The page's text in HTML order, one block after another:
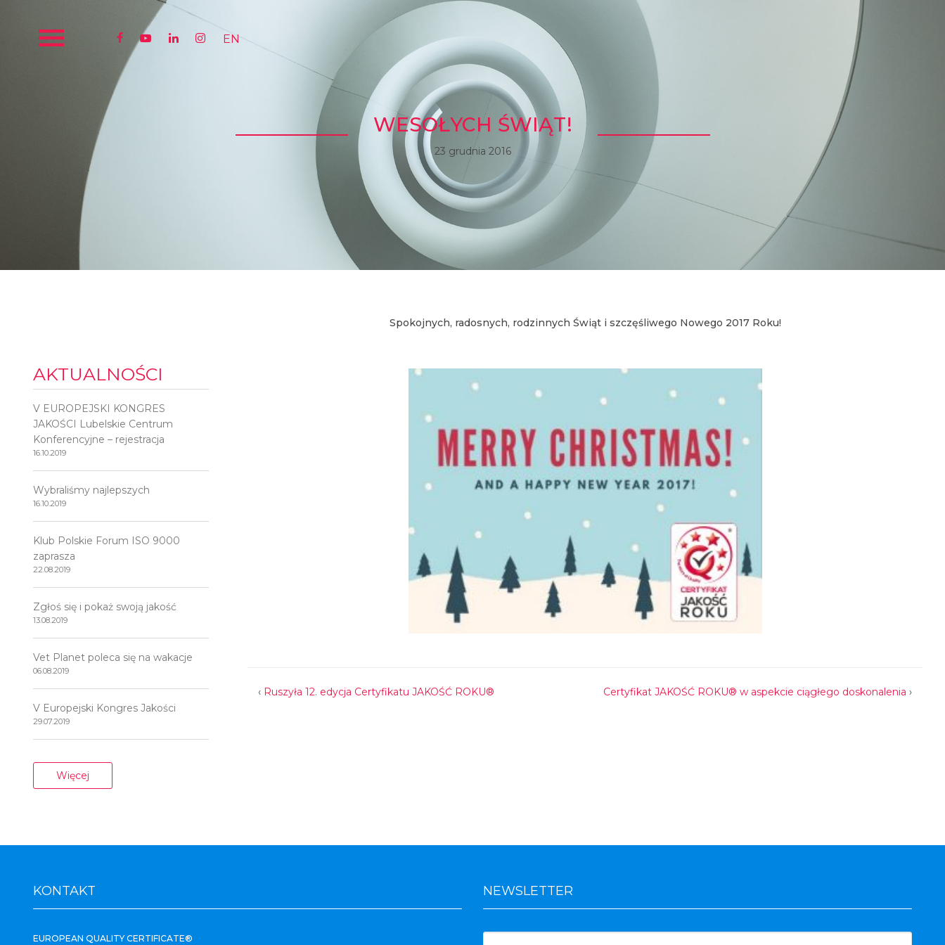
    EN
WESOŁYCH ŚWIĄT!
23 grudnia 2016
Spokojnych, radosnych, rodzinnych Świąt i szczęśliwego Nowego 2017 Roku!
‹ Ruszyła 12. edycja Certyfikatu JAKOŚĆ ROKU® Certyfikat JAKOŚĆ ROKU® w aspekcie ciągłego doskonalenia ›
AKTUALNOŚCI
V EUROPEJSKI KONGRES
JAKOŚCI Lubelskie Centrum
Konferencyjne – rejestracja
16.10.2019
Wybraliśmy najlepszych
16.10.2019
Klub Polskie Forum ISO 9000
zaprasza
22.08.2019
Zgłoś się i pokaż swoją jakość
13.08.2019
Vet Planet poleca się na wakacje
06.08.2019
V Europejski Kongres Jakości
29.07.2019
Więcej
KONTAKT
EUROPEAN QUALITY CERTIFICATE®
NEWSLETTER